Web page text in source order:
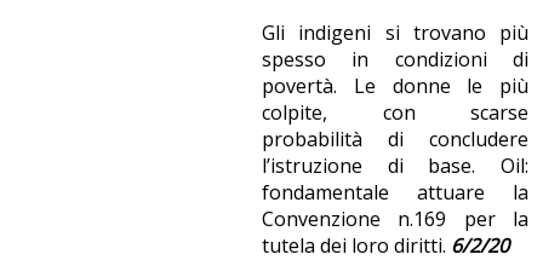
Gli indigeni si trovano più
spesso in condizioni di
povertà. Le donne le più
colpite, con scarse
probabilità di concludere
l’istruzione di base. Oil:
fondamentale attuare la
Convenzione n.169 per la
tutela dei loro diritti. 6/2/20